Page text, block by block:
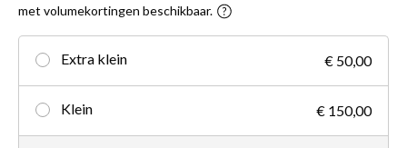
met volumekortingen beschikbaar.
Extra klein € 50,00
Klein € 150,00